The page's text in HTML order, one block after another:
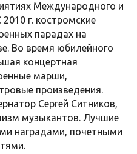
Международного и
2010 г. костромские
парадах на
Во время юбилейного
концертная
марши,
произведения.
Сергей Ситников,
музыкантов. Лучшие
наградами, почетными